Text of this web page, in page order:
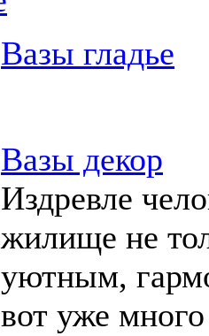
Вазы гладье
Вазы декор
Издревле
жилище не
уютным,
вот уже